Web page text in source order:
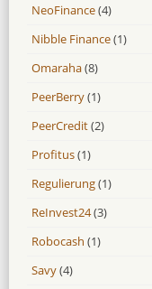
NeoFinance(4)
Nibble Finance(1)
Omaraha(8)
PeerBerry(1)
PeerCredit(2)
Profitus(1)
Regulierung(1)
ReInvest24(3)
Robocash (1)
Savy(4)